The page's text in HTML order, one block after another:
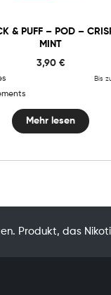
& PUFF – POD –
MINT
3,90 €
Bis
Mehr lesen
Produkt, das